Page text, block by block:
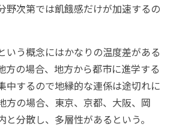
野次第では飢餓感だけが加速するの
いう概念にはかなりの温度差がある
方の場合、地方から都市に進学する
中するので地縁的な連係は途切れに
方の場合、東京、京都、大阪、岡
分散し、多層性があるという。